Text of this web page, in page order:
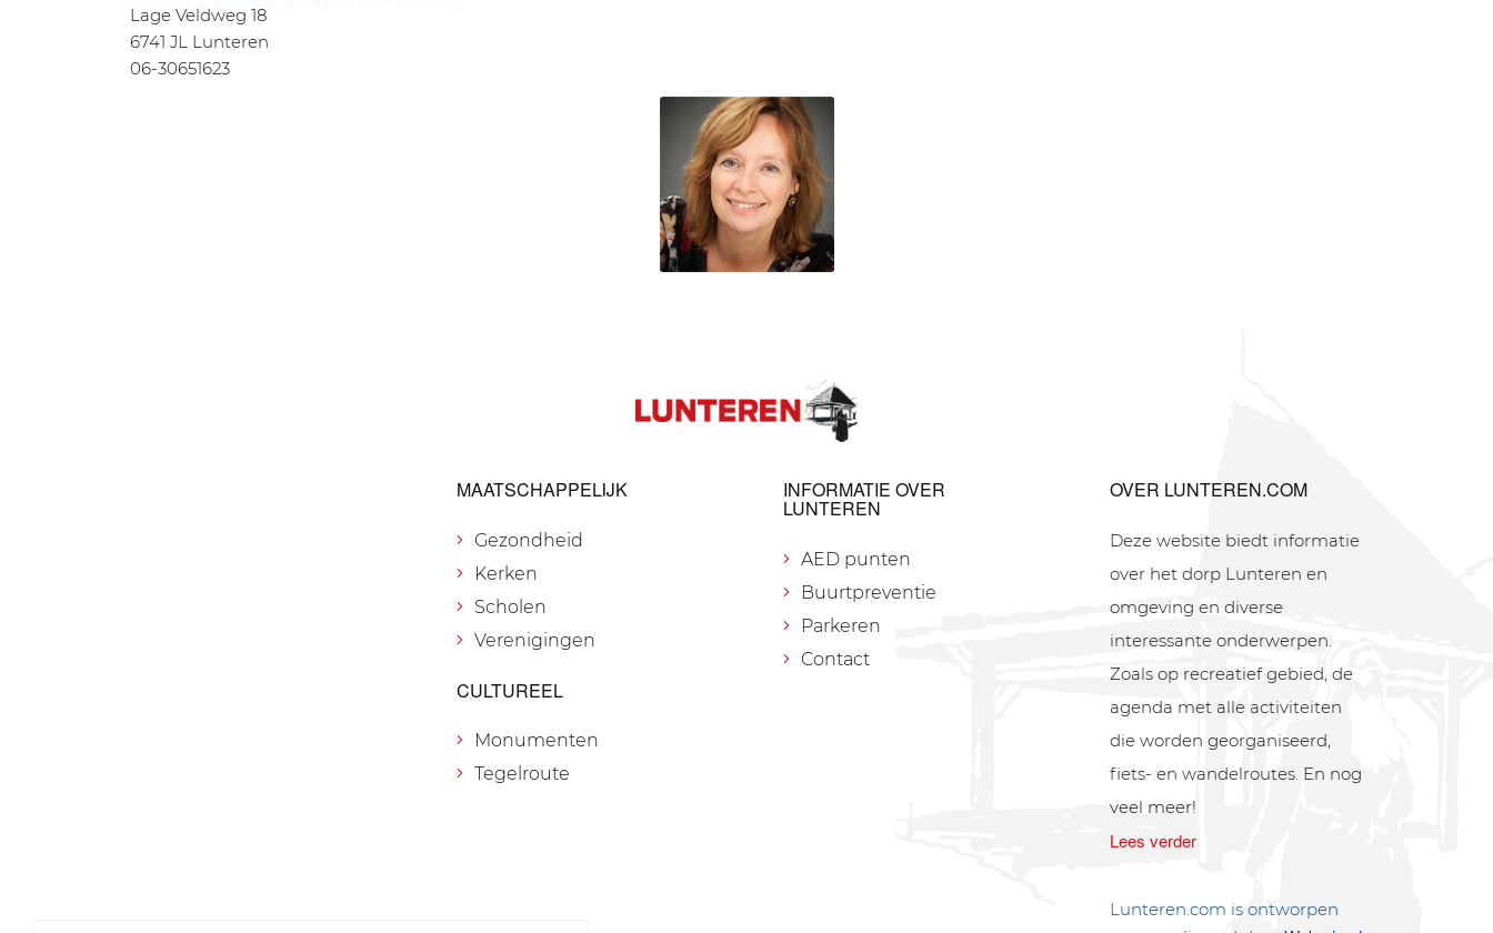
Lage Veldweg 18
6741 JL Lunteren
06-30651623
MAATSCHAPPELIJK
Gezondheid
Kerken
Scholen
Verenigingen
CULTUREEL
Monumenten
Tegelroute
INFORMATIE OVER
LUNTEREN
AED punten
Buurtpreventie
Parkeren
Contact
OVER LUNTEREN.COM
Deze website biedt informatie
over het dorp Lunteren en
omgeving en diverse
interessante onderwerpen.
Zoals op recreatief gebied, de
agenda met alle activiteiten
die worden georganiseerd,
fiets- en wandelroutes. En nog
veel meer!
Lees verder
Lunteren.com is ontworpen